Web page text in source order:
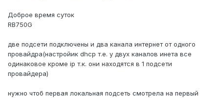
Доброе время суток
RB750G
две подсети подключены и два канала интернет от одного
провайдра(настройик dhcp т.е. у двух каналов инета все
одинаковое кроме ip т.к. они находятся в 1 подсети
провайдера)
нужно чтоб первая локальная подсеть смотрела на первый